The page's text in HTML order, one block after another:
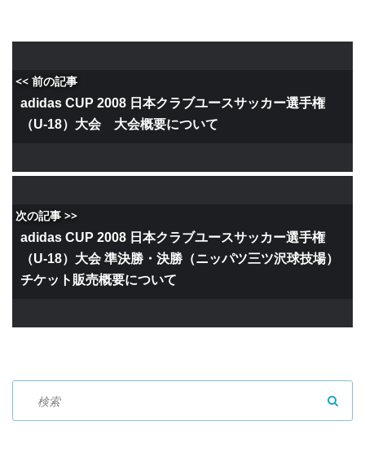
<< 前の記事
adidas CUP 2008 日本クラブユースサッカー選手権
（U-18）大会 大会概要について
次の記事 >>
adidas CUP 2008 日本クラブユースサッカー選手権
（U-18）大会 準決勝・決勝（ニッパツ三ツ沢球技場）
チケット販売概要について